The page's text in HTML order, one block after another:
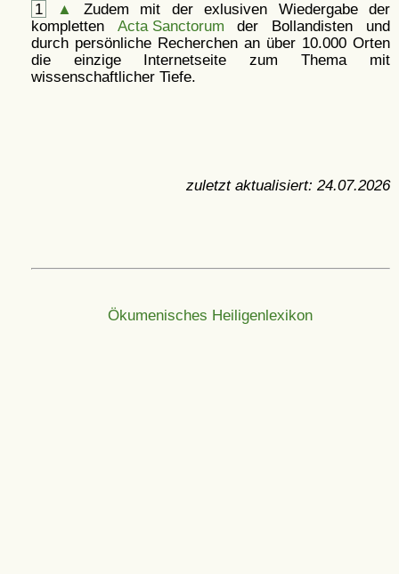
1 ▲
Zudem mit der exlusiven Wiedergabe der
kompletten Acta Sanctorum der Bollandisten und
durch persönliche Recherchen an über 10.000 Orten
die einzige Internetseite zum Thema mit
wissenschaftlicher Tiefe.
zuletzt aktualisiert: 24.07.2026
Ökumenisches Heiligenlexikon